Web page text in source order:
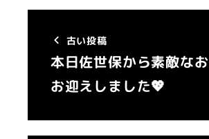
古い投稿
本日佐世保から素敵な
お迎えしました💖